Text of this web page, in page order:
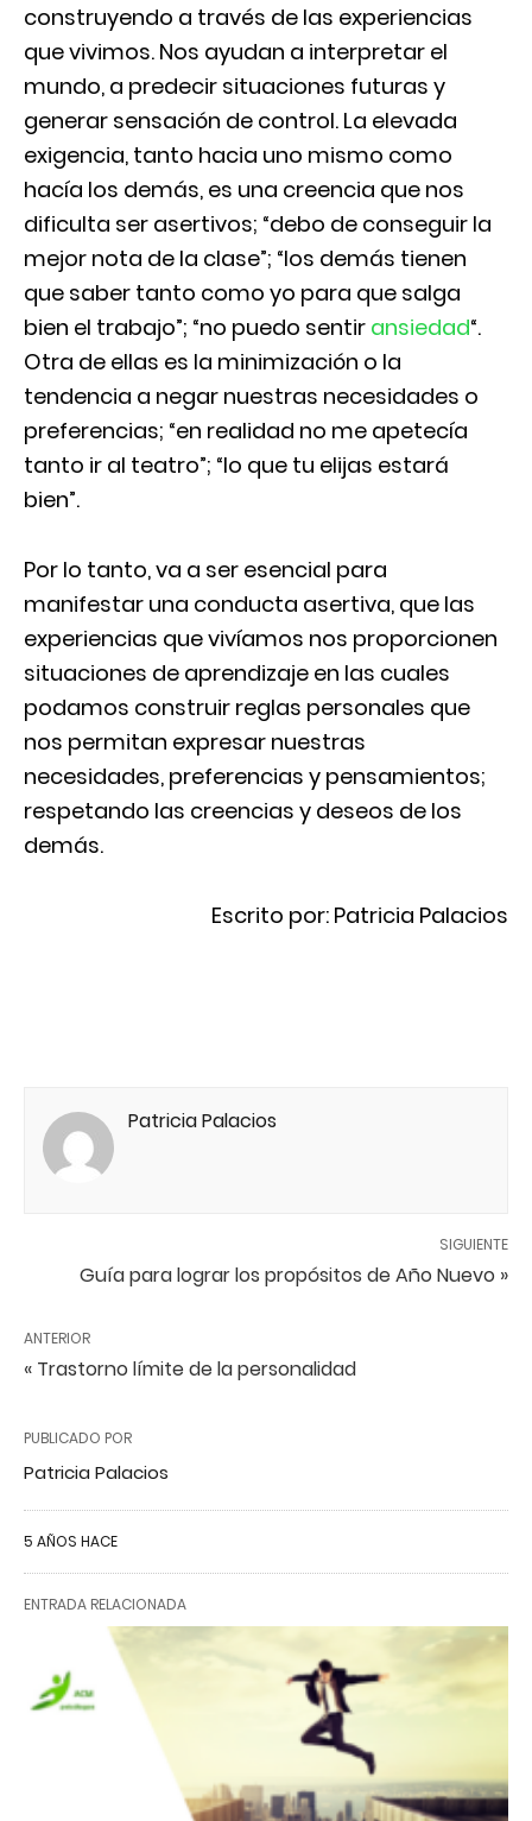
construyendo a través de las experiencias
que vivimos. Nos ayudan a interpretar el
mundo, a predecir situaciones futuras y
generar sensación de control. La elevada
exigencia, tanto hacia uno mismo como
hacía los demás, es una creencia que nos
dificulta ser asertivos; “debo de conseguir la
mejor nota de la clase”; “los demás tienen
que saber tanto como yo para que salga
bien el trabajo”; “no puedo sentir ansiedad“.
Otra de ellas es la minimización o la
tendencia a negar nuestras necesidades o
preferencias; “en realidad no me apetecía
tanto ir al teatro”; “lo que tu elijas estará
bien”.
Por lo tanto, va a ser esencial para
manifestar una conducta asertiva, que las
experiencias que vivíamos nos proporcionen
situaciones de aprendizaje en las cuales
podamos construir reglas personales que
nos permitan expresar nuestras
necesidades, preferencias y pensamientos;
respetando las creencias y deseos de los
demás.
Escrito por: Patricia Palacios
Patricia Palacios
SIGUIENTE
Guía para lograr los propósitos de Año Nuevo »
ANTERIOR
« Trastorno límite de la personalidad
PUBLICADO POR
Patricia Palacios
5 AÑOS HACE
ENTRADA RELACIONADA